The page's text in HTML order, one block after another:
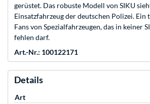
gerüstet. Das robuste Modell von SIKU
Einsatzfahrzeug der deutschen Polizei.
Fans von Spezialfahrzeugen, das in keiner
fehlen darf.
Art.-Nr.: 100122171
Details
Art